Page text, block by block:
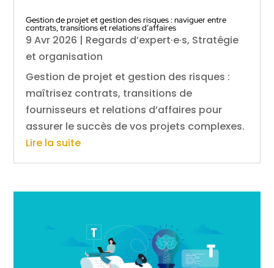
Gestion de projet et gestion des risques : naviguer entre
contrats, transitions et relations d’affaires
9 Avr 2026 | Regards d’expert·e·s, Stratégie
et organisation
Gestion de projet et gestion des risques :
maîtrisez contrats, transitions de
fournisseurs et relations d’affaires pour
assurer le succès de vos projets complexes.
Lire la suite